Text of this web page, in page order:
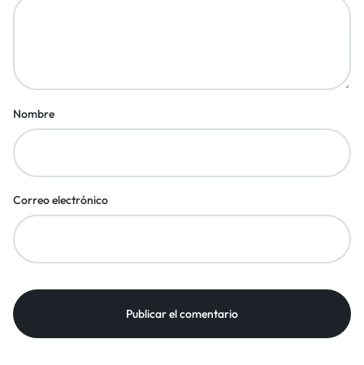
Nombre
Correo electrónico